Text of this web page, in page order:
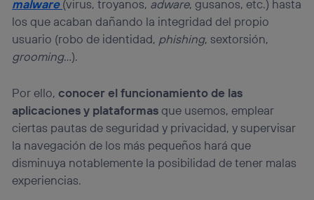
malware (virus, troyanos, adware, gusanos, etc.) hasta
los que acaban dañando la integridad del propio
usuario (robo de identidad, phishing, sextorsión,
grooming…).
Por ello,conocer el funcionamiento de las
aplicaciones y plataformasque usemos, emplear
ciertas pautas de seguridad y privacidad, y supervisar
la navegación de los más pequeños hará que
disminuya notablemente la posibilidad de tener malas
experiencias.
que hayan dado su consentimiento.
Si utilizasdatos móviles, el marketing será más
personalizado, ya que se basará únicamente en la
navegación del usuario del móvil.
visitando el portal de privacidad de Utiq
(“consenthub”). Para más información, consulta
política de privacidad de Utiq .